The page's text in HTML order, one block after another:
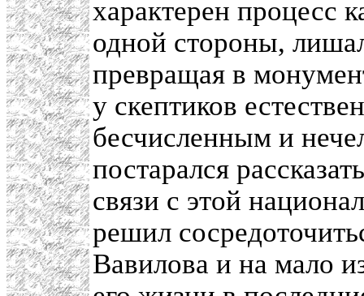
характерен процесс
одной стороны,
превращая в
у скептиков
бесчисленным и
постарался
связи с этой
решил
Вавилова и на мало